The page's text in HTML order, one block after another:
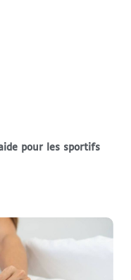
pour les sportifs